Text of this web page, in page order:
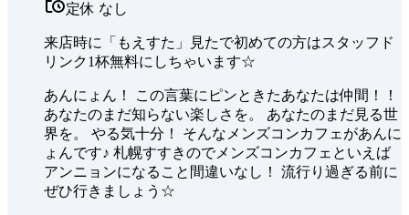
定休 なし
来店時に「もえすた」見たで初めての方はスタッフド
リンク1杯無料にしちゃいます☆
あんにょん！ この言葉にピンときたあなたは仲間！！
あなたのまだ知らない楽しさを。 あなたのまだ見る世
界を。 やる気十分！ そんなメンズコンカフェがあんに
ょんです♪ 札幌すすきのでメンズコンカフェといえば
アンニョンになること間違いなし！ 流行り過ぎる前に
ぜひ行きましょう☆